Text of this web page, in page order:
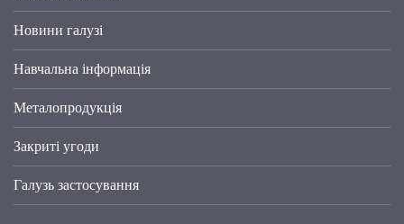
Новини галузі
Навчальна інформація
Металопродукція
Закриті угоди
Галузь застосування